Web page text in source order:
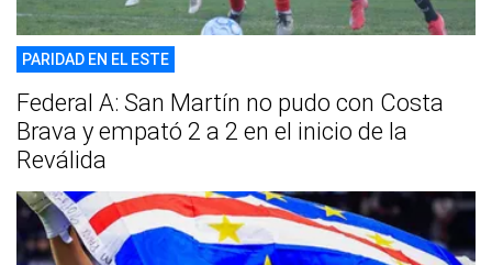
PARIDAD EN EL ESTE
Federal A: San Martín no pudo con Costa
Brava y empató 2 a 2 en el inicio de la
Reválida